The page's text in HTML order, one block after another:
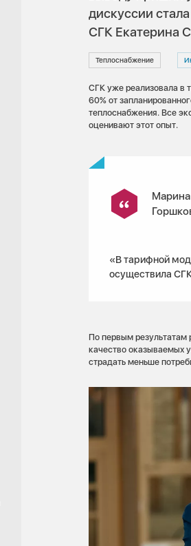
дискуссии
СГК Екатерина
Теплоснабжение
СГК уже реализовала в
60% от
теплоснабжения. Все
оценивают этот опыт.
Марина
«В тарифной
осуществила
По первым результатам
качество оказываемых
страдать меньше